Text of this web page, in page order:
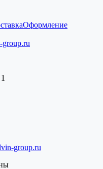
Оформление
group.ru
group.ru